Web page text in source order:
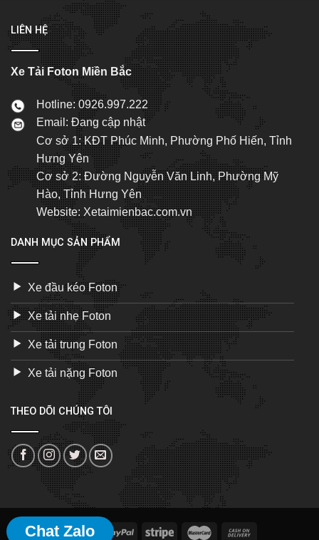
LIÊN HỆ
Xe Tải Foton Miền Bắc
Hotline: 0926.997.222
Email: Đang cập nhật
Cơ sở 1: KĐT Phúc Minh, Phường Phố Hiến, Tỉnh
Hưng Yên
Cơ sở 2: Đường Nguyễn Văn Linh, Phường Mỹ
Hào, Tỉnh Hưng Yên
Website: Xetaimienbac.com.vn
DANH MỤC SẢN PHẨM
Xe đầu kéo Foton
Xe tải nhẹ Foton
Xe tải trung Foton
Xe tải nặng Foton
THEO DÕI CHÚNG TÔI
Chat Zalo